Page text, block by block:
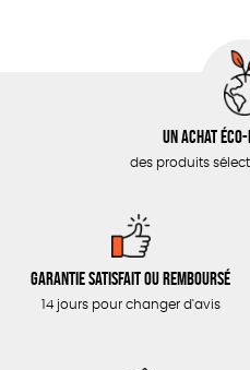
CUISINE / NUTRITION
ACCESSOIRES
Un achat
des produits
Garantie satisfait ou remboursé
14 jours pour changer d'avis